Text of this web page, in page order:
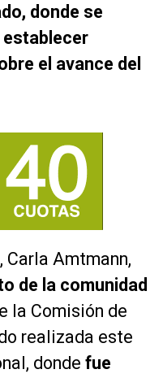
donde se
establecer
el avance del
Carla Amtmann,
de la comunidad
la Comisión de
realizada este
donde fue